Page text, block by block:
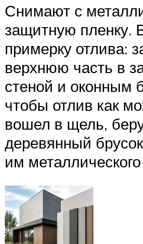
Снимают с
защитную пленку.
примерку отлива:
верхнюю часть в
стеной и оконным
чтобы отлив как
вошел в щель,
деревянный
им